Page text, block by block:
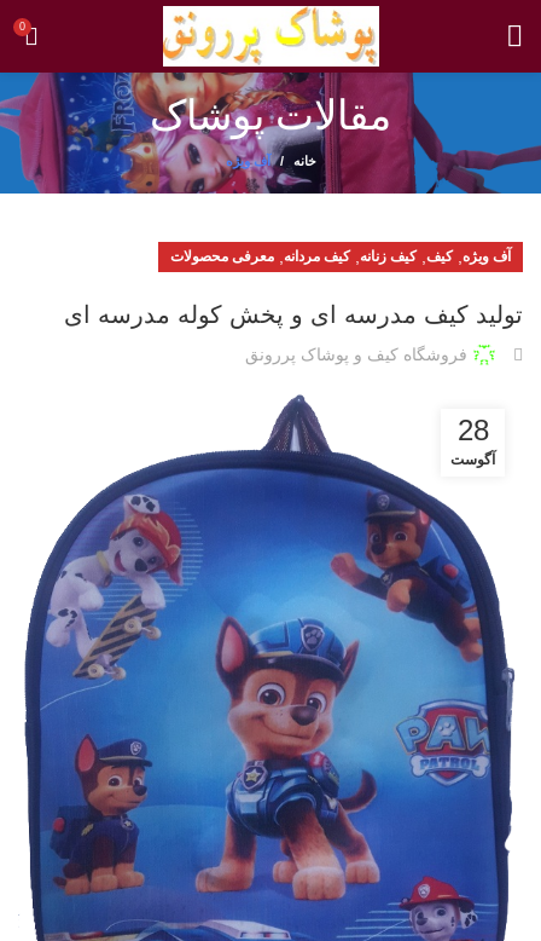
0
مقالات پوشاک
خانه آف ویژه
آف ویژه ,کیف ,کیف زنانه ,کیف مردانه معرفی محصولات
تولید کیف مدرسه ای و پخش کوله مدرسه ای
فروشگاه کیف و پوشاک پررونق
28
آگوست